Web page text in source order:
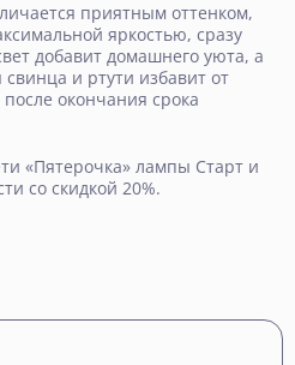
приятным оттенком,
яркостью, сразу
добавит домашнего уюта, а
свинца и ртути избавит от
окончания срока
«Пятерочка» лампы Старт и
со скидкой 20%.